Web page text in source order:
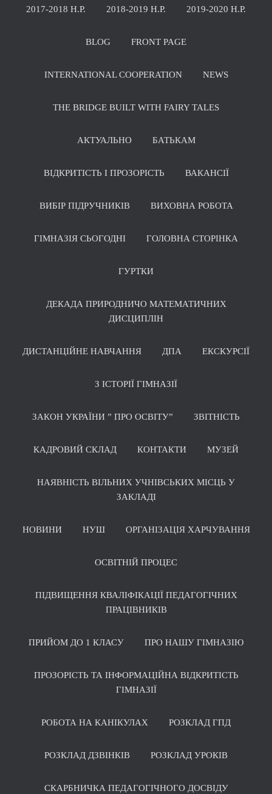
2017-2018 Н.Р. 2018-2019 Н.Р. 2019-2020 Н.Р.
BLOG FRONT PAGE
INTERNATIONAL COOPERATION NEWS
THE BRIDGE BUILT WITH FAIRY TALES
АКТУАЛЬНО БАТЬКАМ
ВІДКРИТІСТЬ І ПРОЗОРІСТЬ ВАКАНСІЇ
ВИБІР ПІДРУЧНИКІВ ВИХОВНА РОБОТА
ГІМНАЗІЯ СЬОГОДНІ ГОЛОВНА СТОРІНКА
ГУРТКИ
ДЕКАДА ПРИРОДНИЧО МАТЕМАТИЧНИХ
ДИСЦИПЛІН
ДИСТАНЦІЙНЕ НАВЧАННЯ ДПА ЕКСКУРСІЇ
З ІСТОРІЇ ГІМНАЗІЇ
ЗАКОН УКРАЇНИ ” ПРО ОСВІТУ” ЗВІТНІСТЬ
КАДРОВИЙ СКЛАД КОНТАКТИ МУЗЕЙ
НАЯВНІСТЬ ВІЛЬНИХ УЧНІВСЬКИХ МІСЦЬ У
ЗАКЛАДІ
НОВИНИ НУШ ОРГАНІЗАЦІЯ ХАРЧУВАННЯ
ОСВІТНІЙ ПРОЦЕС
ПІДВИЩЕННЯ КВАЛІФІКАЦІЇ ПЕДАГОГІЧНИХ
ПРАЦІВНИКІВ
ПРИЙОМ ДО 1 КЛАСУ ПРО НАШУ ГІМНАЗІЮ
ПРОЗОРІСТЬ ТА ІНФОРМАЦІЙНА ВІДКРИТІСТЬ
ГІМНАЗІЇ
РОБОТА НА КАНІКУЛАХ РОЗКЛАД ГПД
РОЗКЛАД ДЗВІНКІВ РОЗКЛАД УРОКІВ
СКАРБНИЧКА ПЕДАГОГІЧНОГО ДОСВІДУ